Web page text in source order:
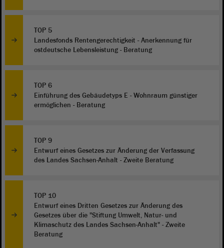
TOP 5
Landesfonds Rentengerechtigkeit - Anerkennung für
ostdeutsche Lebensleistung - Beratung
TOP 6
Einführung des Gebäudetyps E - Wohnraum günstiger
ermöglichen - Beratung
TOP 9
Entwurf eines Gesetzes zur Änderung der Verfassung
des Landes Sachsen-Anhalt - Zweite Beratung
TOP 10
Entwurf eines Dritten Gesetzes zur Änderung des
Gesetzes über die "Stiftung Umwelt, Natur- und
Klimaschutz des Landes Sachsen-Anhalt" - Zweite
Beratung